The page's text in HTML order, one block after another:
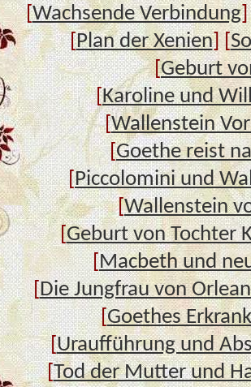
[Wachsende Verbindung]
[Plan der Xenien] [
[Geburt
[Karoline und
[Wallenstein
[Goethe reist
[Piccolomini und
[Wallenstein
[Geburt von Tochter
[Macbeth und
[Die Jungfrau von
[Goethes
[Uraufführung und
[Tod der Mutter und